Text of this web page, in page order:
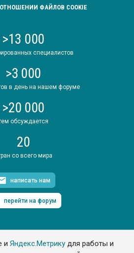
иЯндекс.Метрику для работы и
ФАЙЛОВ COOKIE
>13 000
специалистов
>3 000
в день на нашем форуме
>20 000
обсуждается
20
со всего мира
написать нам
перейти на форум
© 2006. Все права защищены